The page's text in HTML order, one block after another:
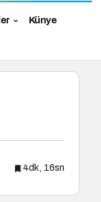
Künye
4dk, 16sn